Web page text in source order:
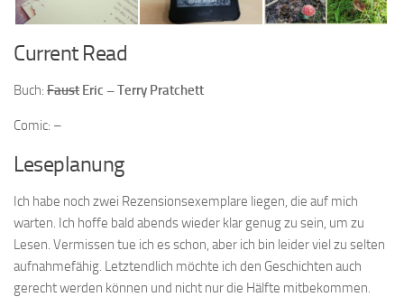
Current Read
Buch: Faust Eric – Terry Pratchett
Comic: –
Leseplanung
Ich habe noch zwei Rezensionsexemplare liegen, die auf mich
warten. Ich hoffe bald abends wieder klar genug zu sein, um zu
Lesen. Vermissen tue ich es schon, aber ich bin leider viel zu selten
aufnahmefähig. Letztendlich möchte ich den Geschichten auch
gerecht werden können und nicht nur die Hälfte mitbekommen.